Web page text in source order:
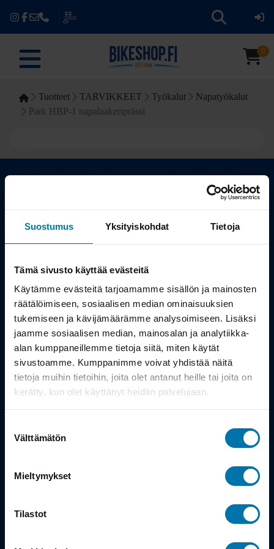
Suostumus Yksityiskohdat Tietoja
Tämä sivusto käyttää evästeitä
Käytämme evästeitä tarjoamamme sisällön ja mainosten
räätälöimiseen, sosiaalisen median ominaisuuksien
tukemiseen ja kävijämäärämme analysoimiseen. Lisäksi
jaamme sosiaalisen median, mainosalan ja analytiikka-
alan kumppaneillemme tietoja siitä, miten käytät
sivustoamme. Kumppanimme voivat yhdistää näitä
tietoja muihin tietoihin, joita olet antanut heille tai joita on
kerätty, kun olet käyttänyt heidän palvelujaan.
valinta
Välttämätön
Mieltymykset
Tilastot
0
Tuotteet TARVIKKEET Työkalut
Napatyökalut
Park HBP-1 napalaakeriprässi
Kauppa
Työsuhdepyörä
Info
Toimitus
Takuu ja palautukset